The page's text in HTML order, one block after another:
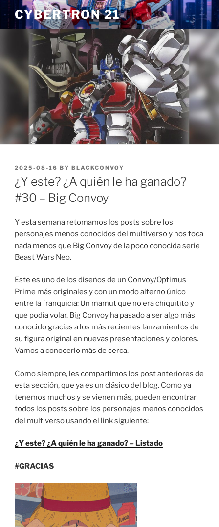
Skip
to
content
CYBERTRON 21
POSTED
ON
2025-08-16 BY BLACKCONVOY
¿Y este? ¿A quién le ha ganado?
#30 – Big Convoy
Y esta semana retomamos los posts sobre los
personajes menos conocidos del multiverso y nos toca
nada menos que Big Convoy de la poco conocida serie
Beast Wars Neo.
Este es uno de los diseños de un Convoy/Optimus
Prime más originales y con un modo alterno único
entre la franquicia: Un mamut que no era chiquitito y
que podía volar. Big Convoy ha pasado a ser algo más
conocido gracias a los más recientes lanzamientos de
su figura original en nuevas presentaciones y colores.
Vamos a conocerlo más de cerca.
Como siempre, les compartimos los post anteriores de
esta sección, que ya es un clásico del blog. Como ya
tenemos muchos y se vienen más, pueden encontrar
todos los posts sobre los personajes menos conocidos
del multiverso usando el link siguiente:
¿Y este? ¿A quién le ha ganado? – Listado
#GRACIAS